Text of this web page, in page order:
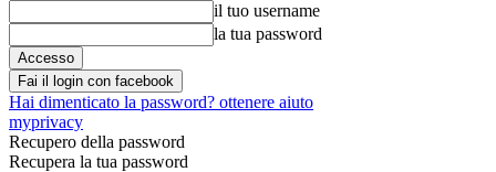
il tuo username
la tua password
Fai il login con facebook
Hai dimenticato la password? ottenere aiuto
myprivacy
Recupero della password
Recupera la tua password